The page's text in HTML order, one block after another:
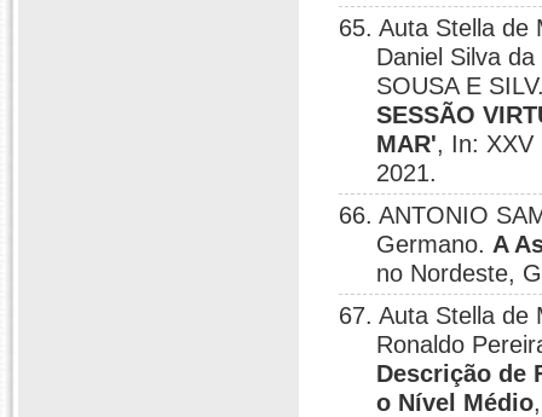
65. Auta Stella de
Daniel Silva
SOUSA E
SESSÃO
MAR', In: XXV
2021.
66. ANTONIO
Germano. A
no Nordeste,
67. Auta Stella de
Ronaldo
Descrição de
o Nível Médio